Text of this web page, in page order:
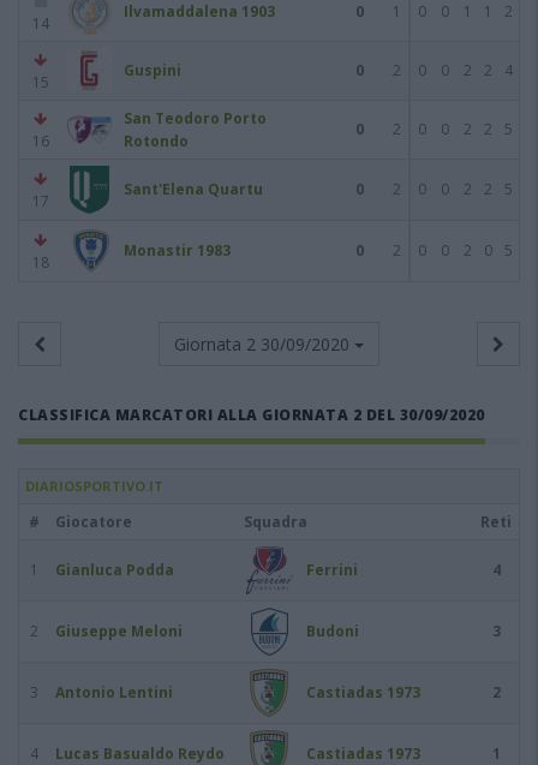
14
Ilvamaddalena 1903 0 1 0 0 1 1 2
15
Guspini 0 2 0 0 2 2 4
16
San Teodoro Porto
Rotondo
0 2 0 0 2 2 5
17
Sant'Elena Quartu 0 2 0 0 2 2 5
18
Monastir 1983 0 2 0 0 2 0 5
Giornata 2 30/09/2020
CLASSIFICA MARCATORI ALLA GIORNATA 2 DEL 30/09/2020
DIARIOSPORTIVO.IT
# Giocatore Squadra Reti
1 Gianluca Podda Ferrini 4
2 Giuseppe Meloni Budoni 3
3 Antonio Lentini Castiadas 1973 2
4 Lucas Basualdo Reydo Castiadas 1973 1